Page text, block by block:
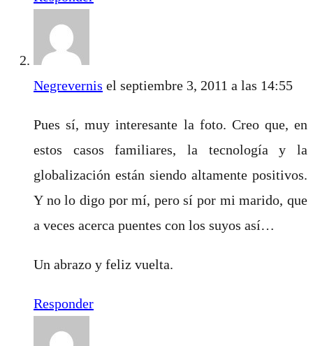
Negrevernis el septiembre 3, 2011 a las 14:55
Pues sí, muy interesante la foto. Creo que, en
estos casos familiares, la tecnología y la
globalización están siendo altamente positivos.
Y no lo digo por mí, pero sí por mi marido, que
a veces acerca puentes con los suyos así…
Un abrazo y feliz vuelta.
Responder